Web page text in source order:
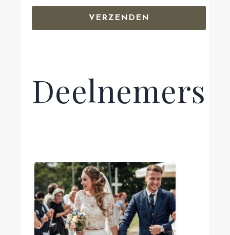
Deelnemers